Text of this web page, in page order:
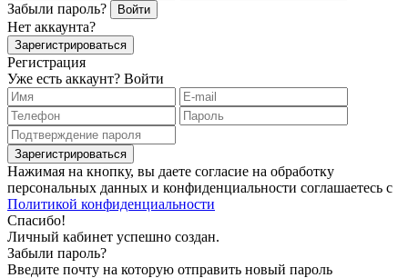
Забыли пароль? Войти
Нет аккаунта?
Зарегистрироваться
Регистрация
Уже есть аккаунт? Войти
Зарегистрироваться
Нажимая на кнопку, вы даете согласие на обработку
персональных данных и конфиденциальности соглашаетесь с
Политикой конфиденциальности
Спасибо!
Личный кабинет успешно создан.
Забыли пароль?
Введите почту на которую отправить новый пароль